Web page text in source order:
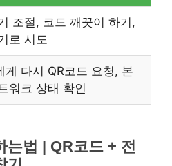
조절, 코드 깨끗이 하기,
로 시도
게 다시 QR코드 요청, 본
워크 상태 확인
는법 | QR코드 + 전